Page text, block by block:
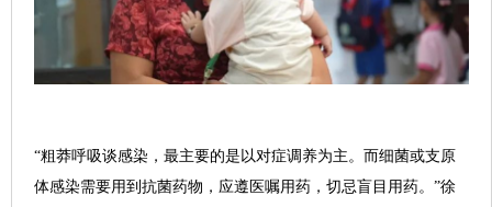
“粗莽呼吸谈感染，最主要的是以对症调养为主。而细菌或支原
体感染需要用到抗菌药物，应遵医嘱用药，切忌盲目用药。”徐